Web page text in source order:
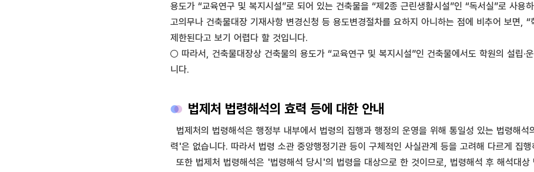
용도가 “교육연구 및 복지시설”로 되어 있는 건축물을 “제2종 근린생활시설”인 “독서실”로 사
고의무나 건축물대장 기재사항 변경신청 등 용도변경절차를 요하지 아니하는 점에 비추어 보면,
제한된다고 보기 어렵다 할 것입니다.
○ 따라서, 건축물대장상 건축물의 용도가 “교육연구 및 복지시설”인 건축물에서도 학원의 설립·
니다.
법제처 법령해석의 효력 등에 대한 안내
법제처의 법령해석은 행정부 내부에서 법령의 집행과 행정의 운영을 위해 통일성 있는 법령해
력'은 없습니다. 따라서 법령 소관 중앙행정기관 등이 구체적인 사실관계 등을 고려해 다르게 집
또한 법제처 법령해석은 '법령해석 당시'의 법령을 대상으로 한 것이므로, 법령해석 후 해석대